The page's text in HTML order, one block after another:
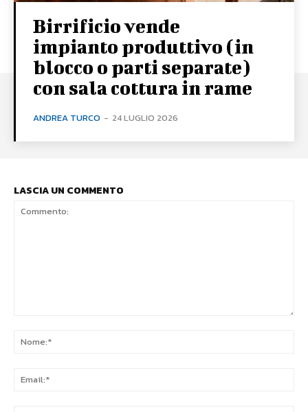
Birrificio vende
impianto produttivo (in
blocco o parti separate)
con sala cottura in rame
ANDREA TURCO - 24 LUGLIO 2026
LASCIA UN COMMENTO